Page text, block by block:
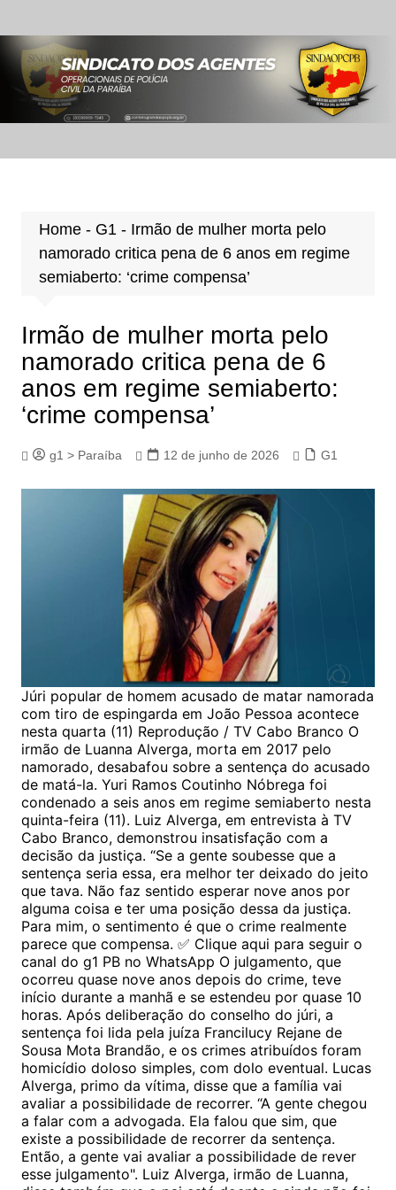
para
conteúdo
Home- G1 - Irmão de mulher morta pelo
namorado critica pena de 6 anos em regime
semiaberto: ‘crime compensa’
Irmão de mulher morta pelo
namorado critica pena de 6
anos em regime semiaberto:
‘crime compensa’
g1 > Paraíba 12 de junho de 2026 G1
Júri popular de homem acusado de matar namorada
com tiro de espingarda em João Pessoa acontece
nesta quarta (11) Reprodução / TV Cabo Branco O
irmão de Luanna Alverga, morta em 2017 pelo
namorado, desabafou sobre a sentença do acusado
de matá-la. Yuri Ramos Coutinho Nóbrega foi
condenado a seis anos em regime semiaberto nesta
quinta-feira (11). Luiz Alverga, em entrevista à TV
Cabo Branco, demonstrou insatisfação com a
decisão da justiça. “Se a gente soubesse que a
sentença seria essa, era melhor ter deixado do jeito
que tava. Não faz sentido esperar nove anos por
alguma coisa e ter uma posição dessa da justiça.
Para mim, o sentimento é que o crime realmente
parece que compensa. ✅ Clique aqui para seguir o
canal do g1 PB no WhatsApp O julgamento, que
ocorreu quase nove anos depois do crime, teve
início durante a manhã e se estendeu por quase 10
horas. Após deliberação do conselho do júri, a
sentença foi lida pela juíza Francilucy Rejane de
Sousa Mota Brandão, e os crimes atribuídos foram
homicídio doloso simples, com dolo eventual. Lucas
Alverga, primo da vítima, disse que a família vai
avaliar a possibilidade de recorrer. “A gente chegou
a falar com a advogada. Ela falou que sim, que
existe a possibilidade de recorrer da sentença.
Então, a gente vai avaliar a possibilidade de rever
esse julgamento". Luiz Alverga, irmão de Luanna,